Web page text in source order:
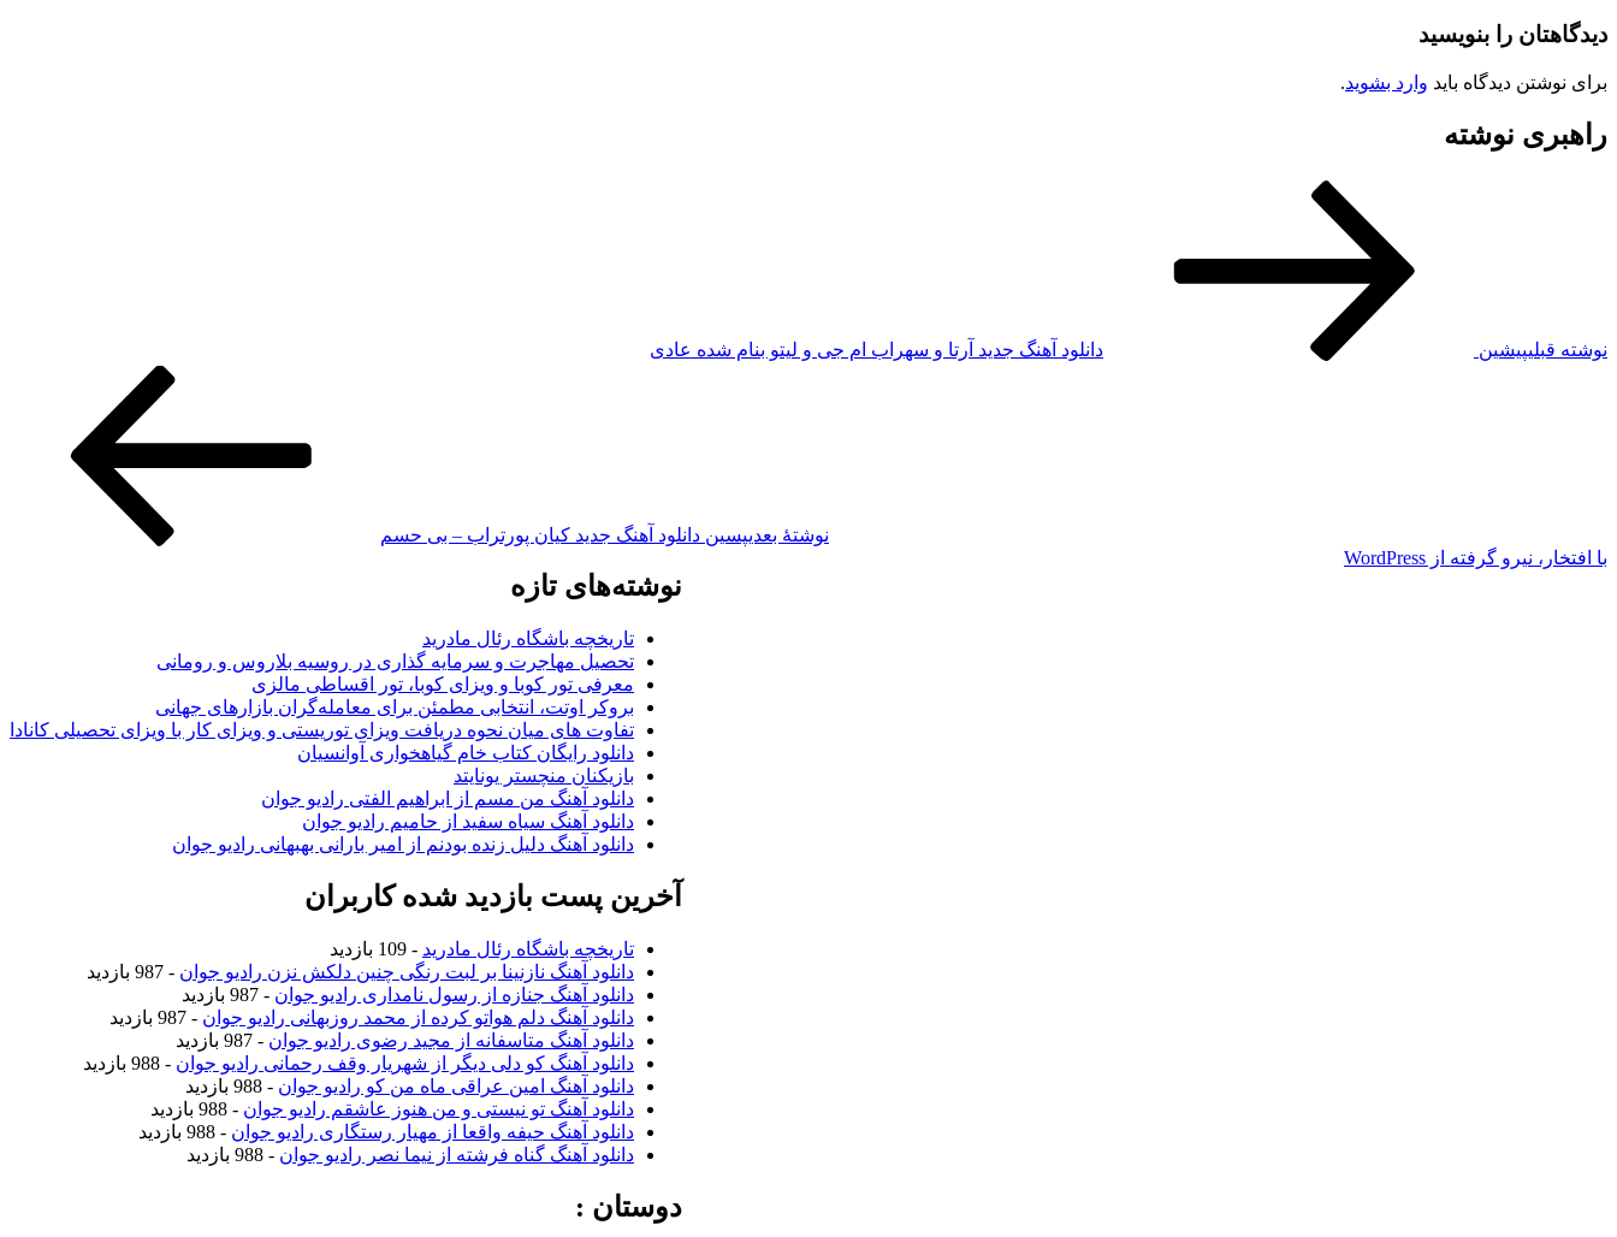
دیدگاهتان را بنویسید
برای نوشتن دیدگاه باید وارد بشوید.
راهبری نوشته
نوشته قبلیپیشین دانلود آهنگ جدید آرتا و سهراب ام جی و لیتو بنام شده عادی
نوشته‌ٔ بعدیپسین دانلود آهنگ جدید کیان پورتراب – بی حسم
نوشته‌های تازه
تاریخچه باشگاه رئال مادرید
تحصیل مهاجرت و سرمایه گذاری در روسیه بلاروس و رومانی
معرفی تور کوبا و ویزای کوبا، تور اقساطی مالزی
بروکر اوتت، انتخابی مطمئن برای معامله‌گران بازارهای جهانی
تفاوت های میان نحوه دریافت ویزای توریستی و ویزای کار با ویزای تحصیلی کانادا
دانلود رایگان کتاب خام گیاهخواری آوانسیان
بازیکنان منچستر یونایتد
دانلود آهنگ من مسم از ابراهیم الفتی رادیو جوان
دانلود آهنگ سیاه سفید از حامیم رادیو جوان
دانلود آهنگ دلیل زنده بودنم از امیر بارانی بهبهانی رادیو جوان
آخرین پست بازدید شده کاربران
تاریخچه باشگاه رئال مادرید - 109 بازدید
دانلود آهنگ نازنینا بر لبت رنگی چنین دلکش نزن رادیو جوان - 987 بازدید
دانلود آهنگ جنازه از رسول نامداری رادیو جوان - 987 بازدید
دانلود آهنگ دلم هواتو کرده از محمد روزبهانی رادیو جوان - 987 بازدید
دانلود آهنگ متاسفانه از مجید رضوی رادیو جوان - 987 بازدید
دانلود آهنگ کو دلی دیگر از شهریار وقف رحمانی رادیو جوان - 988 بازدید
دانلود آهنگ امین عراقی ماه من کو رادیو جوان - 988 بازدید
دانلود آهنگ تو نیستی و من هنوز عاشقم رادیو جوان - 988 بازدید
دانلود آهنگ حیفه واقعا از مهیار رستگاری رادیو جوان - 988 بازدید
دانلود آهنگ گناه فرشته از نیما نصر رادیو جوان - 988 بازدید
دوستان :
با افتخار، نیرو گرفته از WordPress